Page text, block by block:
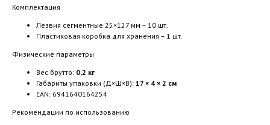
Комплектация
Лезвия сегментные 25×127 мм – 10 шт.
Пластиковая коробка для хранения – 1 шт.
Физические параметры
Вес брутто: 0,2 кг
Габариты упаковки (Д×Ш×В): 17 × 4 × 2 см
EAN: 6941640164254
Рекомендации по использованию